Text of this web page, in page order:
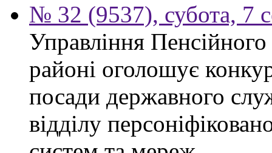
№ 32 (9537), субота, 7
Управління
районі оголошує
посади державного
відділу